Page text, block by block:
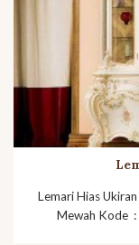
Lemari Hias
Mewah Kode